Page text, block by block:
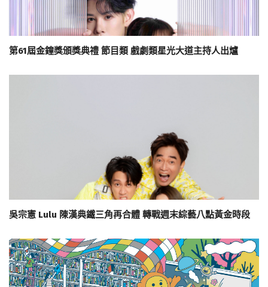
第61屆金鐘獎頒獎典禮 節目類 戲劇類星光大道主持人出爐
吳宗憲 Lulu 陳漢典鐵三角再合體 轉戰週末綜藝八點黃金時段